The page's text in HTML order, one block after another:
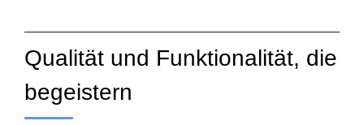
Qualität und Funktionalität, die
begeistern